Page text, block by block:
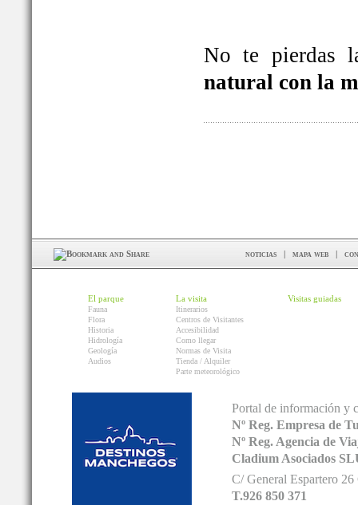
No te pierdas
natural con la
noticias mapa web
El parque
Fauna
Flora
Historia
Hidrología
Geología
Audios
La visita
Itinerarios
Centros de Visitantes
Accesibilidad
Como llegar
Normas de Visita
Tienda / Alquiler
Parte meteorológico
Visitas guiadas
Portal de información y
Nº Reg. Empresa de
Nº Reg. Agencia de
Cladium Asociados
C/ General Espartero
T.926 850 371